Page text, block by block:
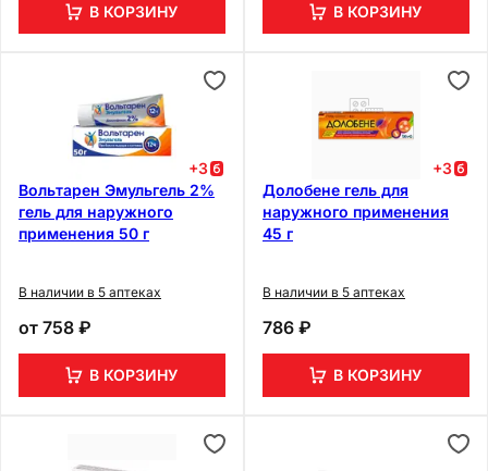
В КОРЗИНУ В КОРЗИНУ
+3
Вольтарен Эмульгель 2%
гель для наружного
применения 50 г
В наличии в 5 аптеках
от 758 ₽
В КОРЗИНУ
+3
Долобене гель для
наружного применения
45 г
В наличии в 5 аптеках
786 ₽
В КОРЗИНУ